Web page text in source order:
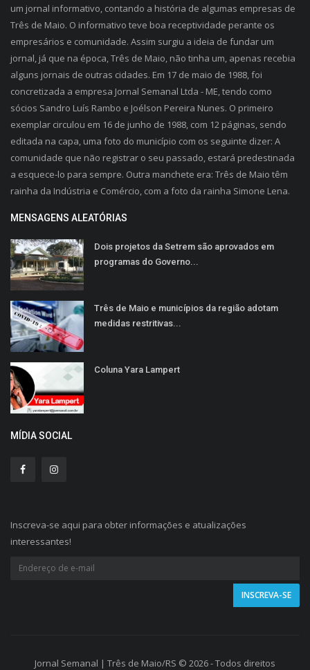
um jornal informativo, contando a história de algumas empresas de
Três de Maio. O informativo teve boa receptividade perante os
empresários e comunidade. Assim surgiu a ideia de fundar um
jornal, já que na época, Três de Maio, não tinha um, apenas recebia
alguns jornais de outras cidades. Em 17 de maio de 1988, foi
concretizada a empresa Jornal Semanal Ltda - ME, tendo como
sócios Sandro Luís Rambo e Joélson Pereira Nunes. O primeiro
exemplar circulou em 16 de junho de 1988, com 12 páginas, sendo
editada na capa, uma foto do município com os seguinte dizer: A
comunidade que não registrar o seu passado, estará predestinada
a esquece-lo para sempre. Outra manchete era: Três de Maio têm
rainha da Indústria e Comércio, com a foto da rainha Simone Lena.
MENSAGENS ALEATÓRIAS
Dois projetos da Setrem são aprovados em
programas do Governo...
Três de Maio e municípios da região adotam
medidas restritivas...
Coluna Yara Lampert
MÍDIA SOCIAL
Inscreva-se aqui para obter informações e atualizações
interessantes!
Jornal Semanal | Três de Maio/RS © 2026 - Todos direitos